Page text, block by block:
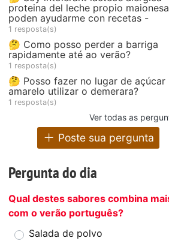
proteina del leche propio maionesa
poden ayudarme con recetas -
1 resposta(s)
🤔 Como posso perder a barriga
rapidamente até ao verão?
1 resposta(s)
🤔 Posso fazer no lugar de açúcar
amarelo utilizar o demerara?
1 resposta(s)
Ver todas as
Poste sua pergunta
Pergunta do dia
Qual destes sabores combina
com o verão português?
Salada de polvo